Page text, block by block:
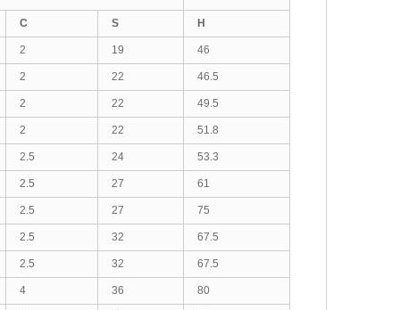
C S H
2 19 46
2 22 46.5
2 22 49.5
2 22 51.8
2.5 24 53.3
2.5 27 61
2.5 27 75
2.5 32 67.5
2.5 32 67.5
4 36 80